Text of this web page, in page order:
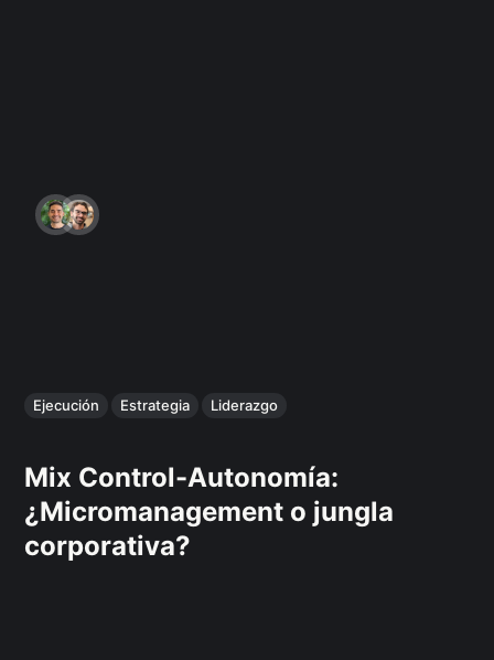
Ejecución Estrategia Liderazgo
Mix Control-Autonomía:
¿Micromanagement o jungla
corporativa?